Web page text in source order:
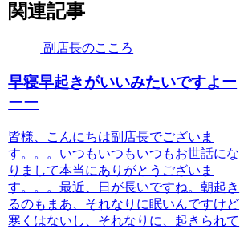
関連記事
副店長のこころ
早寝早起きがいいみたいですよー
ーー
皆様、こんにちは副店長でございま
す。。。いつもいつもいつもお世話にな
りまして本当にありがとうございま
す。。。最近、日が長いですね。朝起き
るのもまあ、それなりに眠いんですけど
寒くはないし、それなりに、起きられて